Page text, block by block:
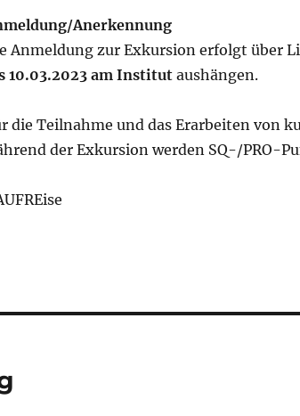
Anerkennung
Anmeldung zur Exkursion erfolgt über
10.03.2023 am Institutaushängen.
die Teilnahme und das Erarbeiten von
der Exkursion werden SQ-/PRO-